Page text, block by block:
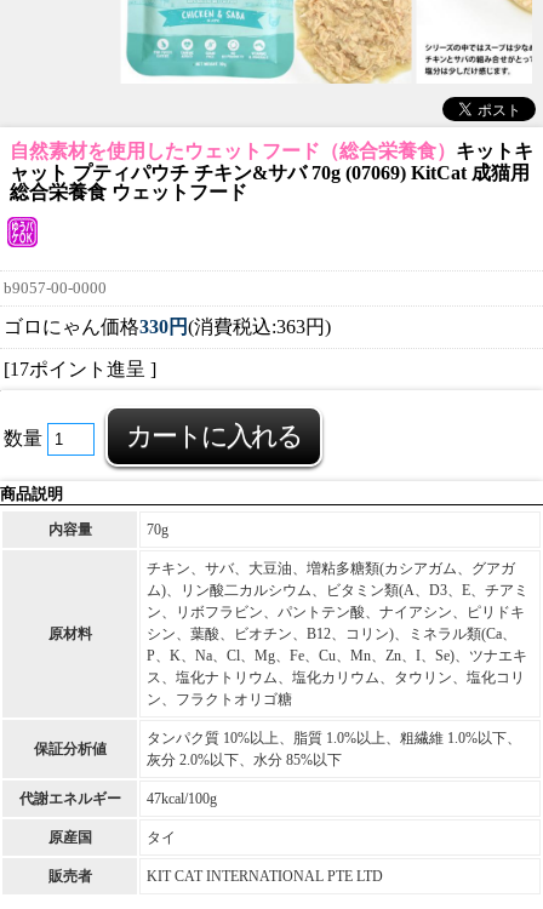
自然素材を使用したウェットフード（総合栄養食） キットキ
ャット プティパウチ チキン&サバ 70g (07069) KitCat 成猫用
総合栄養食 ウェットフード
b9057-00-0000
ゴロにゃん価格330円(消費税込:363円)
[17ポイント進呈 ]
数量
商品説明
内容量 70g
原材料
チキン、サバ、大豆油、増粘多糖類(カシアガム、グアガ
ム)、リン酸二カルシウム、ビタミン類(A、D3、E、チアミ
ン、リボフラビン、パントテン酸、ナイアシン、ピリドキ
シン、葉酸、ビオチン、B12、コリン)、ミネラル類(Ca、
P、K、Na、Cl、Mg、Fe、Cu、Mn、Zn、I、Se)、ツナエキ
ス、塩化ナトリウム、塩化カリウム、タウリン、塩化コリ
ン、フラクトオリゴ糖
保証分析値
タンパク質 10%以上、脂質 1.0%以上、粗繊維 1.0%以下、
灰分 2.0%以下、水分 85%以下
代謝エネルギー 47kcal/100g
原産国 タイ
販売者 KIT CAT INTERNATIONAL PTE LTD